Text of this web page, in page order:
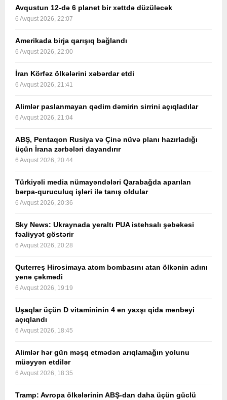
Avqustun 12-də 6 planet bir xəttdə düzüləcək
6 Avqust 2026, 22:07
Amerikada birja qarışıq bağlandı
6 Avqust 2026, 22:00
İran Körfəz ölkələrini xəbərdar etdi
6 Avqust 2026, 21:41
Alimlər paslanmayan qədim dəmirin sirrini açıqladılar
6 Avqust 2026, 21:04
ABŞ, Pentaqon Rusiya və Çinə nüvə planı hazırladığı
üçün İrana zərbələri dayandırır
6 Avqust 2026, 20:44
Türkiyəli media nümayəndələri Qarabağda aparılan
bərpa-quruculuq işləri ilə tanış oldular
6 Avqust 2026, 20:36
Sky News: Ukraynada yeraltı PUA istehsalı şəbəkəsi
fəaliyyət göstərir
6 Avqust 2026, 20:28
Quterreş Hirosimaya atom bombasını atan ölkənin adını
yenə çəkmədi
6 Avqust 2026, 19:19
Uşaqlar üçün D vitamininin 4 ən yaxşı qida mənbəyi
açıqlandı
6 Avqust 2026, 18:45
Alimlər hər gün məşq etmədən arıqlamağın yolunu
müəyyən etdilər
6 Avqust 2026, 18:35
Tramp: Avropa ölkələrinin ABŞ-dan daha üçün güclü